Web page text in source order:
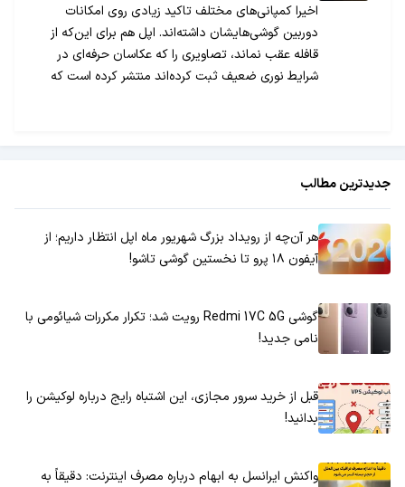
اخیرا کمپانی‌های مختلف تاکید زیادی روی امکانات
دوربین گوشی‌هایشان داشته‌اند. اپل هم برای این‌که از
قافله عقب نماند، تصاویری را که عکاسان حرفه‌ای در
شرایط نوری ضعیف ثبت کرده‌اند منتشر کرده است که
جدیدترین مطالب
هر آن‌چه از رویداد بزرگ شهریور ماه اپل انتظار داریم؛ از
آیفون ۱۸ پرو تا نخستین گوشی تاشو!
گوشی Redmi 17C 5G رویت شد؛ تکرار مکررات شیائومی با
نامی جدید!
قبل از خرید سرور مجازی، این اشتباه رایج درباره لوکیشن را
بدانید!
واکنش ایرانسل به ابهام درباره مصرف اینترنت: دقیقاً به